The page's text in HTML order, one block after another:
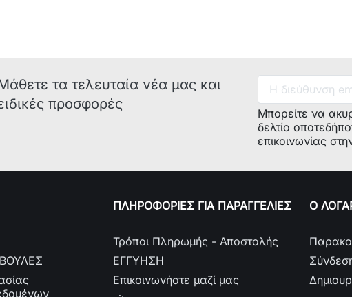
τα τελευταία νέα μας και
προσφορές
Μπορείτε να
δελτίο
επικοινωνίας
ΠΛΗΡΟΦΟΡΙΕΣ ΓΙΑ ΠΑΡΑΓΓΕΛΙΕΣ
Τρόποι Πληρωμής - Αποστολής
ΕΓΓΥΗΣΗ
Επικοινωνήστε μαζί μας
Ο